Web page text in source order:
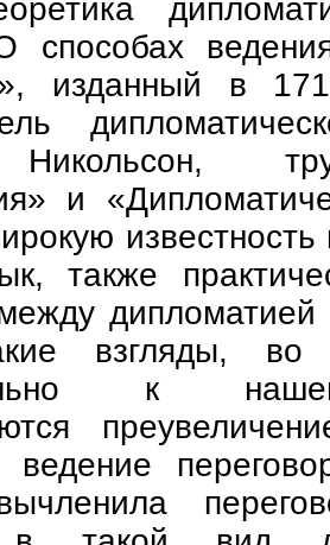
способах
изданный в
и
также
взгляды, во
к